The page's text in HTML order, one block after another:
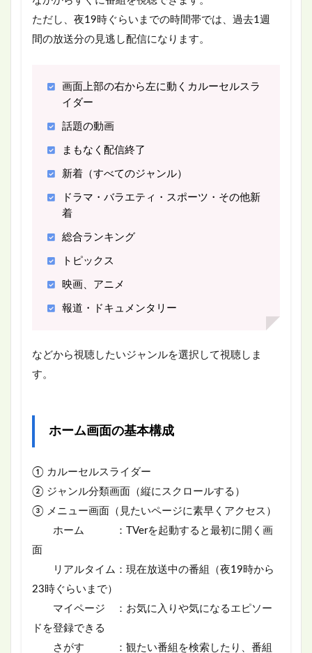
ただし、夜19時ぐらいまでの時間帯では、過去1週
間の放送分の見逃し配信になります。
画面上部の右から左に動くカルーセルスラ
イダー
話題の動画
まもなく配信終了
新着（すべてのジャンル）
ドラマ・バラエティ・スポーツ・その他新
着
総合ランキング
トピックス
映画、アニメ
報道・ドキュメンタリー
などから視聴したいジャンルを選択して視聴しま
す。
ホーム画面の基本構成
① カルーセルスライダー
② ジャンル分類画面（縦にスクロールする）
③ メニュー画面（見たいページに素早くアクセス）
ホーム ：TVerを起動すると最初に開く画
面
リアルタイム：現在放送中の番組（夜19時から
23時ぐらいまで）
マイページ ：お気に入りや気になるエピソー
ドを登録できる
さがす ：観たい番組を検索したり、番組